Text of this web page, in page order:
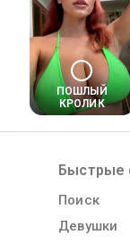
ПОШЛЫЙ
КРОЛИК
Быстрые
Поиск
Девушки